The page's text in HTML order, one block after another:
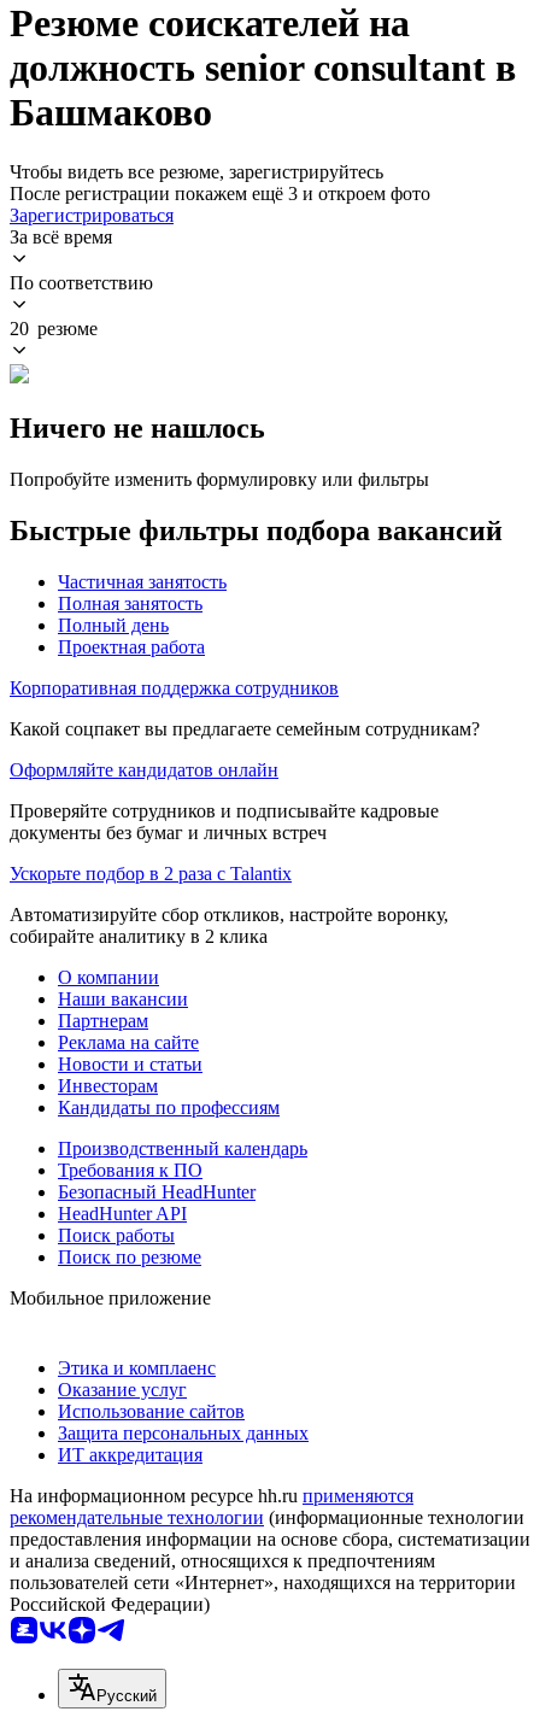
Резюме соискателей на
должность senior consultant в
Башмаково
Чтобы видеть все резюме, зарегистрируйтесь
После регистрации покажем ещё 3 и откроем фото
Зарегистрироваться
За всё время
По соответствию
20 резюме
Ничего не нашлось
Попробуйте изменить формулировку или фильтры
Быстрые фильтры подбора вакансий
Частичная занятость
Полная занятость
Полный день
Проектная работа
Корпоративная поддержка сотрудников
Какой соцпакет вы предлагаете семейным сотрудникам?
Оформляйте кандидатов онлайн
Проверяйте сотрудников и подписывайте кадровые
документы без бумаг и личных встреч
Ускорьте подбор в 2 раза с Talantix
Автоматизируйте сбор откликов, настройте воронку,
собирайте аналитику в 2 клика
О компании
Наши вакансии
Партнерам
Реклама на сайте
Новости и статьи
Инвесторам
Кандидаты по профессиям
Производственный календарь
Требования к ПО
Безопасный HeadHunter
HeadHunter API
Поиск работы
Поиск по резюме
Мобильное приложение
Этика и комплаенс
Оказание услуг
Использование сайтов
Защита персональных данных
ИТ аккредитация
На информационном ресурсе hh.ru применяются
рекомендательные технологии (информационные технологии
предоставления информации на основе сбора, систематизации
и анализа сведений, относящихся к предпочтениям
пользователей сети «Интернет», находящихся на территории
Российской Федерации)
Русский